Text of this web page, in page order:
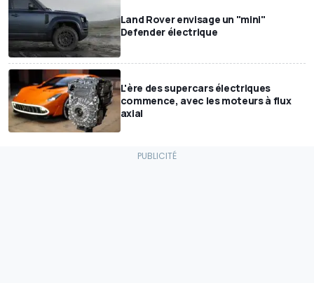
Land Rover envisage un "mini"
Defender électrique
L'ère des supercars électriques
commence, avec les moteurs à flux
axial